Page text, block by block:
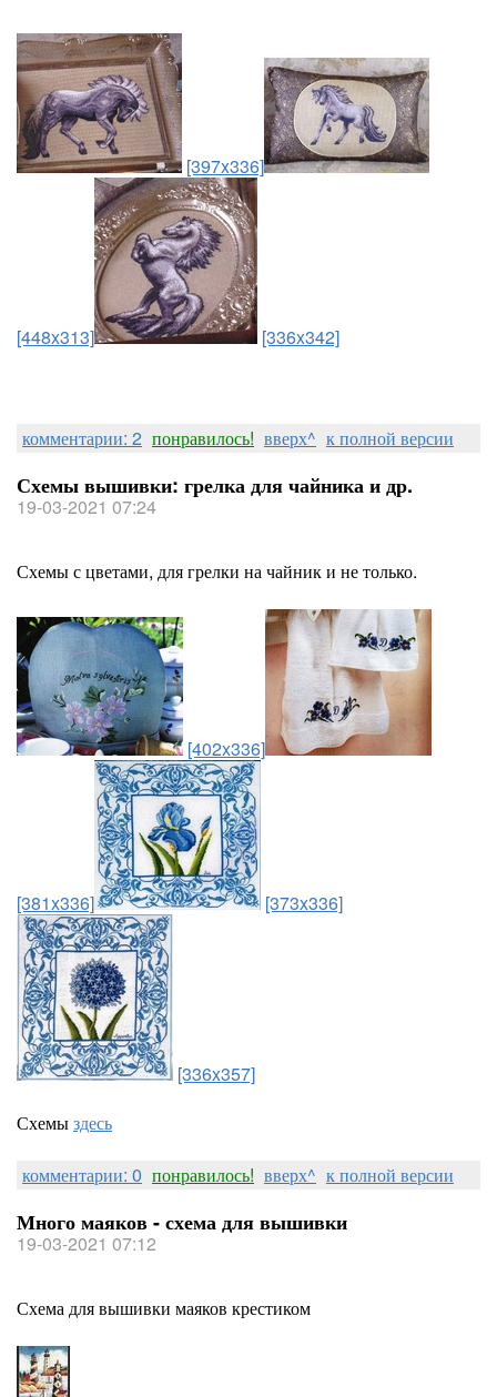
[397x336]
[448x313] [336x342]
комментарии: 2 понравилось! вверх^ к полной версии
Схемы вышивки: грелка для чайника и др.
19-03-2021 07:24
Схемы с цветами, для грелки на чайник и не только.
[402x336]
[381x336] [373x336]
[336x357]
Схемыздесь
комментарии: 0 понравилось! вверх^ к полной версии
Много маяков - схема для вышивки
19-03-2021 07:12
Схема для вышивки маяков крестиком